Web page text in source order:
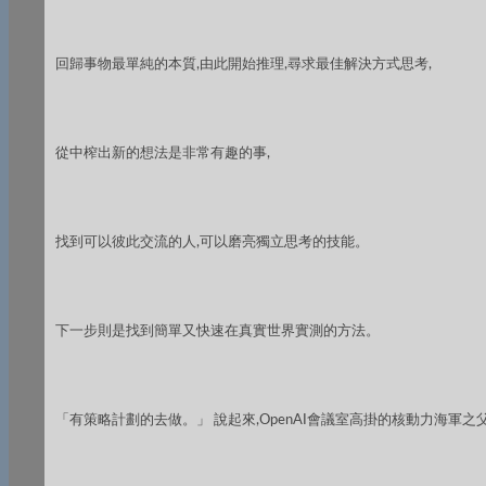
回歸事物最單純的本質,由此開始推理,尋求最佳解決方式思考,
從中榨出新的想法是非常有趣的事,
找到可以彼此交流的人,可以磨亮獨立思考的技能。
下一步則是找到簡單又快速在真實世界實測的方法。
「有策略計劃的去做。」 說起來,OpenAI會議室高掛的核動力海軍之